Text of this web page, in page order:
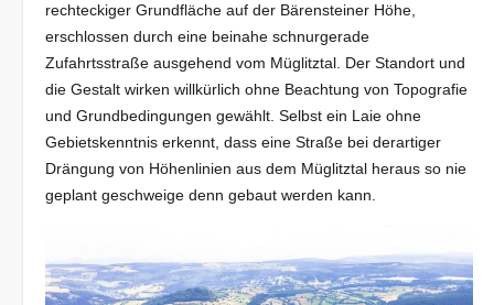
rechteckiger Grundfläche auf der Bärensteiner Höhe,
erschlossen durch eine beinahe schnurgerade
Zufahrtsstraße ausgehend vom Müglitztal. Der Standort und
die Gestalt wirken willkürlich ohne Beachtung von Topografie
und Grundbedingungen gewählt. Selbst ein Laie ohne
Gebietskenntnis erkennt, dass eine Straße bei derartiger
Drängung von Höhenlinien aus dem Müglitztal heraus so nie
geplant geschweige denn gebaut werden kann.